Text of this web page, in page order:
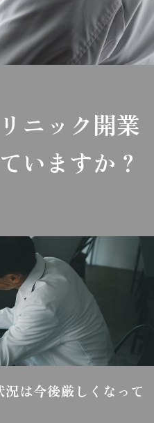
ニック開業
いますか？
は今後厳しくなって